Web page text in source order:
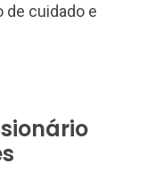
de cuidado e